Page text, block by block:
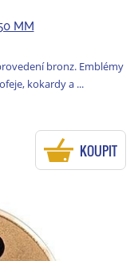
MM
bronz. Emblémy
kokardy a ...
KOUPIT